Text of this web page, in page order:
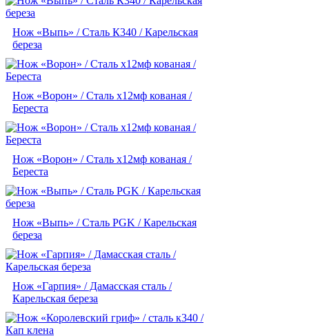
Нож «Выпь» / Сталь К340 / Карельская
береза
Нож «Ворон» / Сталь х12мф кованая /
Береста
Нож «Ворон» / Сталь х12мф кованая /
Береста
Нож «Выпь» / Сталь PGK / Карельская
береза
Нож «Гарпия» / Дамасская сталь /
Карельская береза